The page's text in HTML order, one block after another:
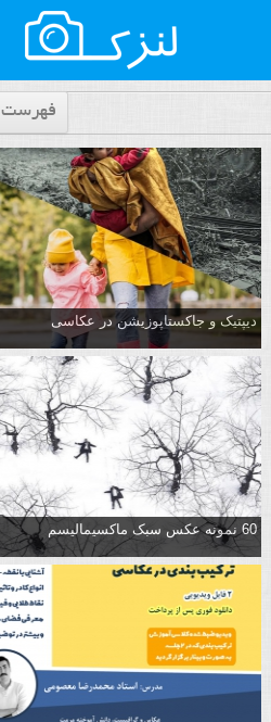
فهرست
دیپتیک و جاکستا‌پوزیشن در عکاسی
60 نمونه عکس سبک ماکسیمالیسم